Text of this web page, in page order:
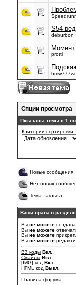
S54
deburbon
Момент
protti
Опции просмотра
Показаны темы с 1 по
Критерий сортировки
Новые сообщения
Нет новых
Тема закрыта
Ваши права в разделе
Вы не можете
Вы не можете
Вы не можете
Вы не можете
BB коды Вкл.
Смайлы Вкл.
[IMG] код Вкл.
HTML код Выкл.
Правила форума